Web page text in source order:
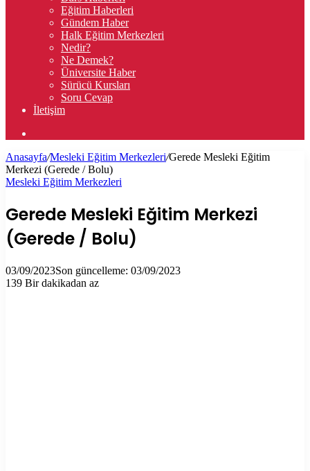
Eğitim Haberleri
Gündem Haber
Halk Eğitim Merkezleri
Nedir?
Ne Demek?
Üniversite Haber
Sürücü Kursları
Soru Cevap
İletişim
...
Anasayfa/Mesleki Eğitim Merkezleri/Gerede Mesleki Eğitim
Merkezi (Gerede / Bolu)
Mesleki Eğitim Merkezleri
Gerede Mesleki Eğitim Merkezi
(Gerede / Bolu)
03/09/2023Son güncelleme: 03/09/2023
139 Bir dakikadan az